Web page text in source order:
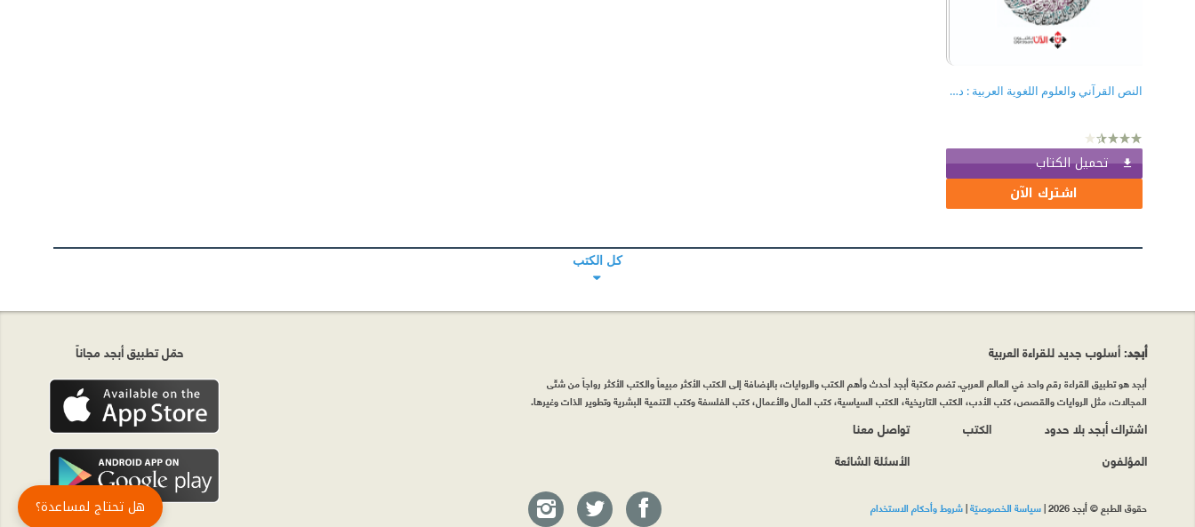
النص القرآني والعلوم اللغوية العربية : دراسات في التداخل والتكامل
تحميل الكتاب
اشترك الآن
كل الكتب
حمّل تطبيق أبجد مجاناً أبجد: أسلوب جديد للقراءة العربية
أبجد هو تطبيق القراءة رقم واحد في العالم العربي. تضم مكتبة أبجد أحدث وأهم الكتب والروايات، بالإضافة إلى الكتب الأكثر مبيعاً والكتب الأكثر رواجاً من شتّى
المجالات، مثل الروايات والقصص، كتب الأدب، الكتب التاريخية، الكتب السياسية، كتب المال والأعمال، كتب الفلسفة وكتب التنمية البشرية وتطوير الذات وغيرها.
اشتراك أبجد بلا حدود
المؤلفون
الكتب
تواصل معنا
الأسئلة الشائعة
حقوق الطبع © أبجد 2026 |سياسة الخصوصيّة|شروط وأحكام الاستخدام هل تحتاج لمساعدة؟